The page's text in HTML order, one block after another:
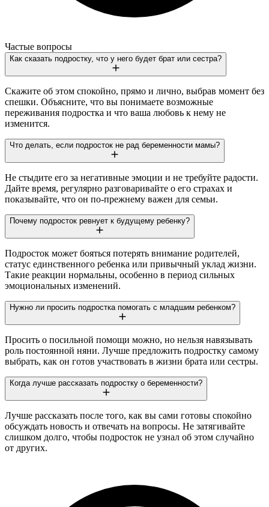
Частые вопросы
Как сказать подростку, что у него будет брат или сестра?
Скажите об этом спокойно, прямо и лично, выбрав момент без
спешки. Объясните, что вы понимаете возможные
переживания подростка и что ваша любовь к нему не
изменится.
Что делать, если подросток не рад беременности мамы?
Не стыдите его за негативные эмоции и не требуйте радости.
Дайте время, регулярно разговаривайте о его страхах и
показывайте, что он по-прежнему важен для семьи.
Почему подросток ревнует к будущему ребенку?
Подросток может бояться потерять внимание родителей,
статус единственного ребенка или привычный уклад жизни.
Такие реакции нормальны, особенно в период сильных
эмоциональных изменений.
Нужно ли просить подростка помогать с младшим ребенком?
Просить о посильной помощи можно, но нельзя навязывать
роль постоянной няни. Лучше предложить подростку самому
выбрать, как он готов участвовать в жизни брата или сестры.
Когда лучше рассказать подростку о беременности?
Лучше рассказать после того, как вы сами готовы спокойно
обсуждать новость и отвечать на вопросы. Не затягивайте
слишком долго, чтобы подросток не узнал об этом случайно
от других.